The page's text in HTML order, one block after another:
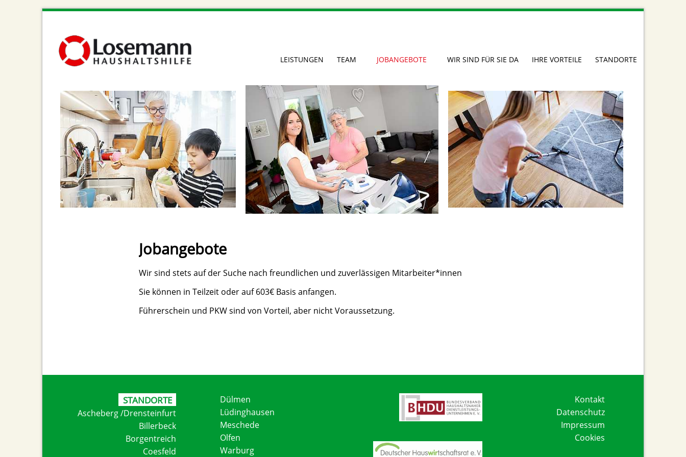
NAVIGATION
LEISTUNGEN TEAM JOBANGEBOTE WIR SIND FÜR SIE DA IHRE VORTEILE STANDORTE
Jobangebote
Wir sind stets auf der Suche nach freundlichen und zuverlässigen Mitarbeiter*innen
Sie können in Teilzeit oder auf 603€ Basis anfangen.
Führerschein und PKW sind von Vorteil, aber nicht Voraussetzung.
STANDORTE
Ascheberg /Drensteinfurt
Billerbeck
Borgentreich
Coesfeld
Dülmen
Lüdinghausen
Meschede
Olfen
Warburg
Navigation
überspringen
Kontakt
Datenschutz
Impressum
Cookies